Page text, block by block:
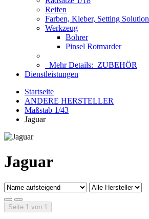
Reifen
Farben, Kleber, Setting Solution
Werkzeug
Bohrer
Pinsel Rotmarder
Mehr Details: ZUBEHÖR
Dienstleistungen
Startseite
ANDERE HERSTELLER
Maßstab 1/43
Jaguar
Jaguar
Seite 1 von 1